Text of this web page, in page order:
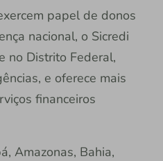
papel de donos
nacional, o Sicredi
no Distrito Federal,
e oferece mais
financeiros
Amazonas, Bahia,